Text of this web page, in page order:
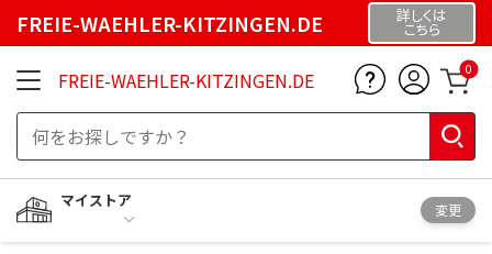
FREIE-WAEHLER-KITZINGEN.DE 詳しくは
こちら
FREIE-WAEHLER-KITZINGEN.DE 0
マイストア
変更